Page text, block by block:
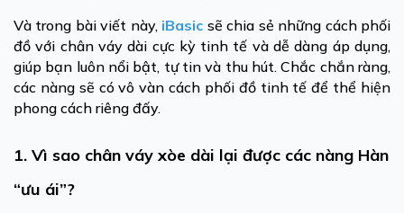
Và trong bài viết này, iBasic sẽ chia sẻ những cách phối
đồ với chân váy dài cực kỳ tinh tế và dễ dàng áp dụng,
giúp bạn luôn nổi bật, tự tin và thu hút. Chắc chắn ràng,
các nàng sẽ có vô vàn cách phối đồ tinh tế để thể hiện
phong cách riêng đấy.
1. Vì sao chân váy xòe dài lại được các nàng Hàn
“ưu ái”?